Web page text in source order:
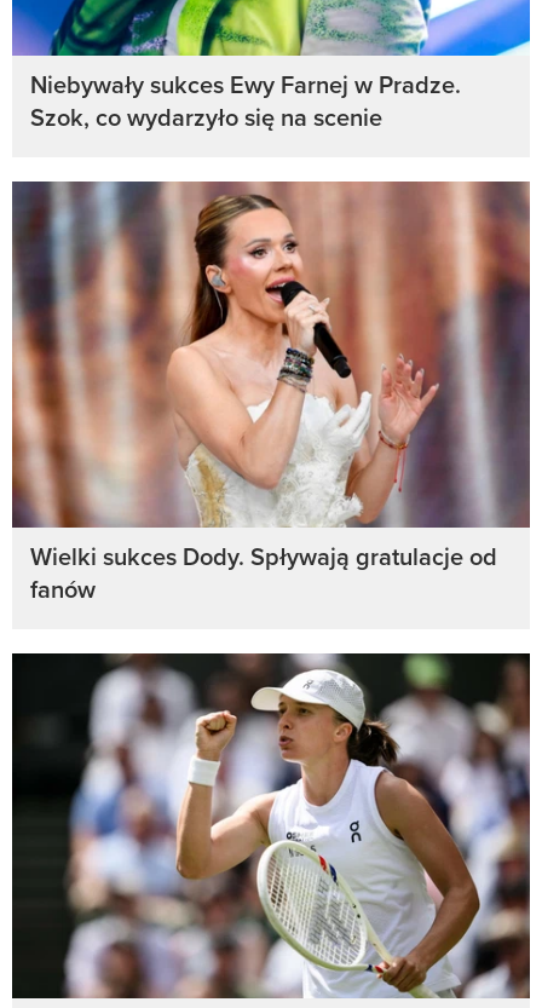
Niebywały sukces Ewy Farnej w Pradze.
Szok, co wydarzyło się na scenie
Wielki sukces Dody. Spływają gratulacje od
fanów